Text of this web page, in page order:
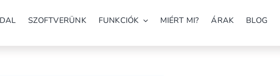
SZOFTVERÜNK FUNKCIÓK MIÉRT MI? ÁRAK BLOG